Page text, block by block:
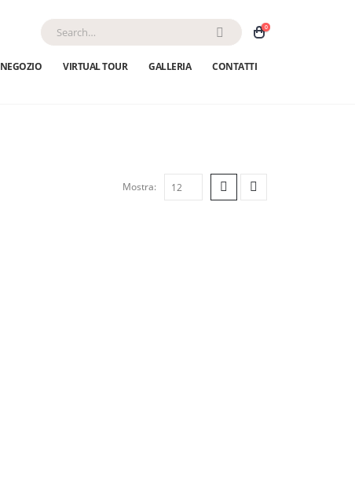
0
NEGOZIO VIRTUAL TOUR GALLERIA CONTATTI
Mostra: